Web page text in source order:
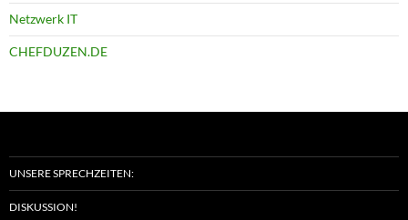
Netzwerk IT
CHEFDUZEN.DE
UNSERE SPRECHZEITEN:
DISKUSSION!